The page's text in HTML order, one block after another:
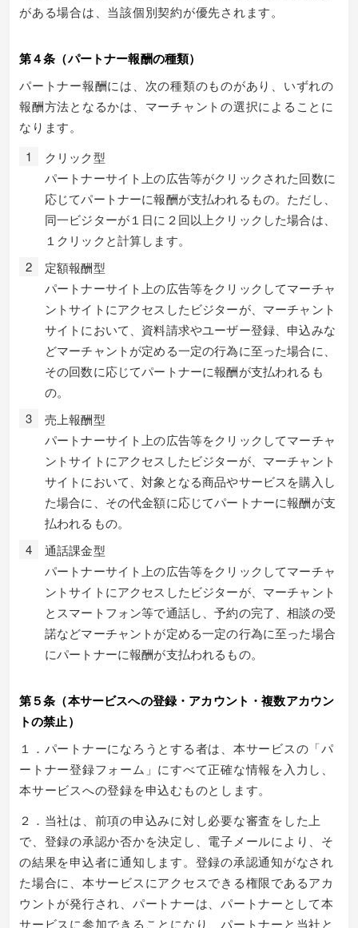
がある場合は、当該個別契約が優先されます。
第４条（パートナー報酬の種類）
パートナー報酬には、次の種類のものがあり、いずれの
報酬方法となるかは、マーチャントの選択によることに
なります。
クリック型
パートナーサイト上の広告等がクリックされた回数に
応じてパートナーに報酬が支払われるもの。ただし、
同一ビジターが１日に２回以上クリックした場合は、
１クリックと計算します。
定額報酬型
パートナーサイト上の広告等をクリックしてマーチャ
ントサイトにアクセスしたビジターが、マーチャント
サイトにおいて、資料請求やユーザー登録、申込みな
どマーチャントが定める一定の行為に至った場合に、
その回数に応じてパートナーに報酬が支払われるも
の。
売上報酬型
パートナーサイト上の広告等をクリックしてマーチャ
ントサイトにアクセスしたビジターが、マーチャント
サイトにおいて、対象となる商品やサービスを購入し
た場合に、その代金額に応じてパートナーに報酬が支
払われるもの。
通話課金型
パートナーサイト上の広告等をクリックしてマーチャ
ントサイトにアクセスしたビジターが、マーチャント
とスマートフォン等で通話し、予約の完了、相談の受
諾などマーチャントが定める一定の行為に至った場合
にパートナーに報酬が支払われるもの。
第５条（本サービスへの登録・アカウント・複数アカウン
トの禁止）
１．パートナーになろうとする者は、本サービスの「パ
ートナー登録フォーム」にすべて正確な情報を入力し、
本サービスへの登録を申込むものとします。
２．当社は、前項の申込みに対し必要な審査をした上
で、登録の承認か否かを決定し、電子メールにより、そ
の結果を申込者に通知します。登録の承認通知がなされ
た場合に、本サービスにアクセスできる権限であるアカ
ウントが発行され、パートナーは、パートナーとして本
サービスに参加できることになり、パートナーと当社と